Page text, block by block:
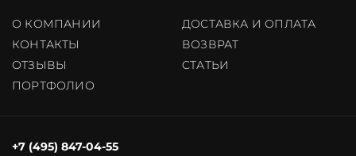
О КОМПАНИИ
ДОСТАВКА И ОПЛАТА
КОНТАКТЫ
ВОЗВРАТ
ОТЗЫВЫ
CТАТЬИ
ПОРТФОЛИО
+7 (495) 847-04-55